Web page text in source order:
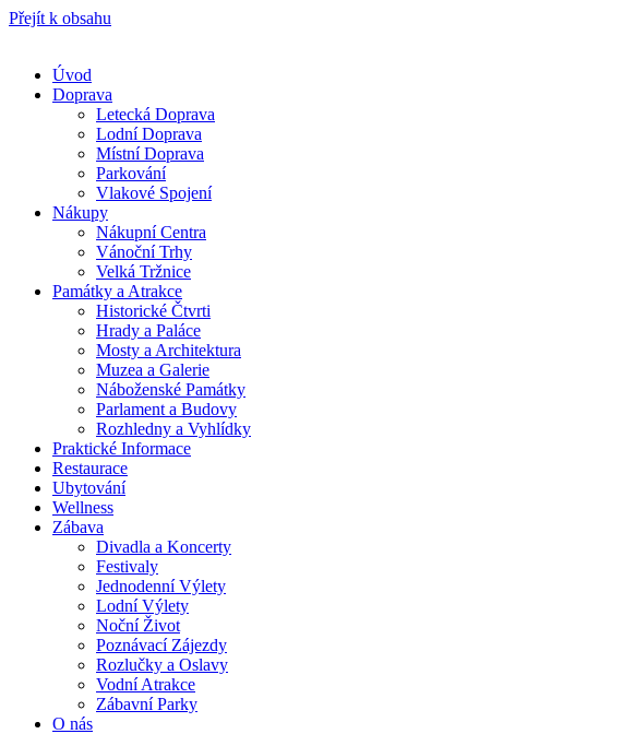
Přejít k obsahu
Úvod
Doprava
Letecká Doprava
Lodní Doprava
Místní Doprava
Parkování
Vlakové Spojení
Nákupy
Nákupní Centra
Vánoční Trhy
Velká Tržnice
Památky a Atrakce
Historické Čtvrti
Hrady a Paláce
Mosty a Architektura
Muzea a Galerie
Náboženské Památky
Parlament a Budovy
Rozhledny a Vyhlídky
Praktické Informace
Restaurace
Ubytování
Wellness
Zábava
Divadla a Koncerty
Festivaly
Jednodenní Výlety
Lodní Výlety
Noční Život
Poznávací Zájezdy
Rozlučky a Oslavy
Vodní Atrakce
Zábavní Parky
O nás